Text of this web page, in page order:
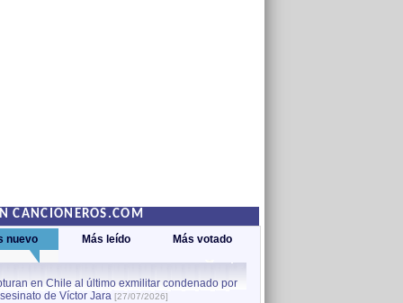
CANCIONEROS.COM
nuevo Más leído Más votado
en Chile al último exmilitar condenado por
de Víctor Jara [27/07/2026]